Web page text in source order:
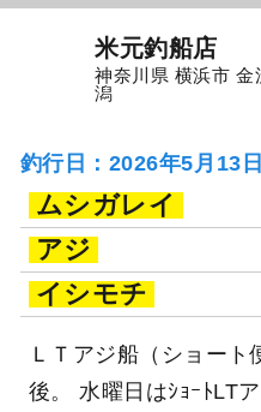
米元釣船店
神奈川県 横浜市 金
潟
釣行日：2026年5月13
ムシガレイ
アジ
イシモチ
ＬＴアジ船（ショー
後。 水曜日はｼｮｰﾄLT